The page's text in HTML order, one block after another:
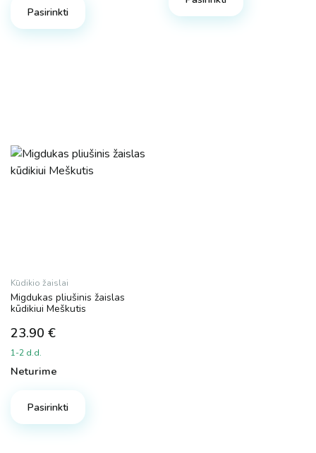
Pasirinkti
Kūdikio žaislai
Migdukas pliušinis žaislas
kūdikiui Meškutis
23.90 €
1-2 d.d.
Neturime
Pasirinkti